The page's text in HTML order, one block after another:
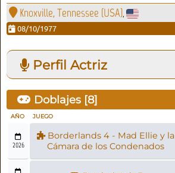
Knoxville, Tennessee (USA),
08/10/1977
Perfil Actriz
Doblajes [8]
AÑO JUEGO
2026
Borderlands 4 - Mad Ellie y la
Cámara de los Condenados